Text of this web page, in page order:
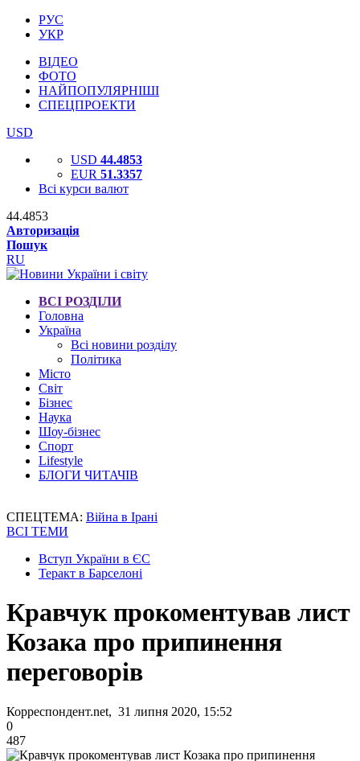
РУС
УКР
ВІДЕО
ФОТО
НАЙПОПУЛЯРНІШІ
СПЕЦПРОЕКТИ
USD
USD 44.4853
EUR 51.3357
Всі курси валют
44.4853
Авторизація
Пошук
RU
ВСІ РОЗДІЛИ
Головна
Україна
Всі новини розділу
Політика
Місто
Світ
Бізнес
Наука
Шоу-бізнес
Спорт
Lifestyle
БЛОГИ ЧИТАЧІВ
СПЕЦТЕМА: Війна в Ірані
ВСІ ТЕМИ
Вступ України в ЄС
Теракт в Барселоні
Кравчук прокоментував лист
Козака про припинення
переговорів
Корреспондент.net, 31 липня 2020, 15:52
0
487